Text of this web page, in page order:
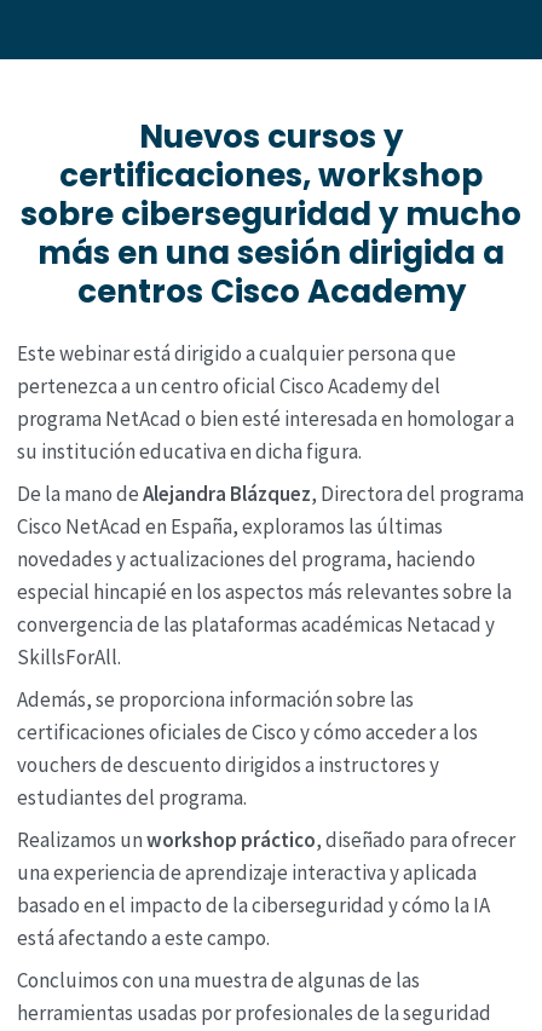
Nuevos cursos y
certificaciones, workshop
sobre ciberseguridad ymucho
más en una sesión dirigida a
centros Cisco Academy
Este webinar está dirigido a cualquier persona que
pertenezca a un centro oficial Cisco Academy del
programa NetAcad o bien esté interesada en homologar a
su institución educativa en dicha figura.
De la mano deAlejandra Blázquez, Directora del programa
Cisco NetAcad en España, exploramos las últimas
novedades y actualizaciones del programa, haciendo
especial hincapié en los aspectos más relevantes sobre la
convergencia de las plataformas académicas Netacad y
SkillsForAll.
Además, se proporciona información sobre las
certificaciones oficiales de Cisco y cómo acceder a los
vouchers de descuento dirigidos a instructores y
estudiantes del programa.
Realizamos unworkshop práctico, diseñado para ofrecer
una experiencia de aprendizaje interactiva y aplicada
basado en el impacto de la ciberseguridad y cómo la IA
está afectando a este campo.
Concluimos con una muestra de algunas de las
herramientas usadas por profesionales de la seguridad